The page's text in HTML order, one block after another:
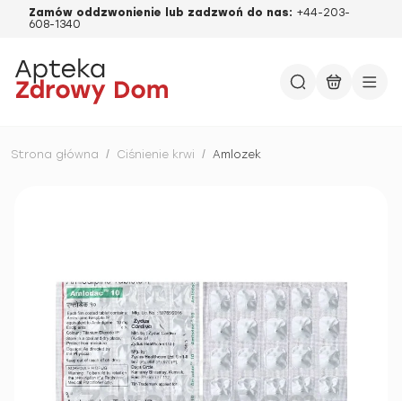
Zamów oddzwonienie lub zadzwoń do nas: +44-203-
608-1340
Strona główna / Ciśnienie krwi / Amlozek